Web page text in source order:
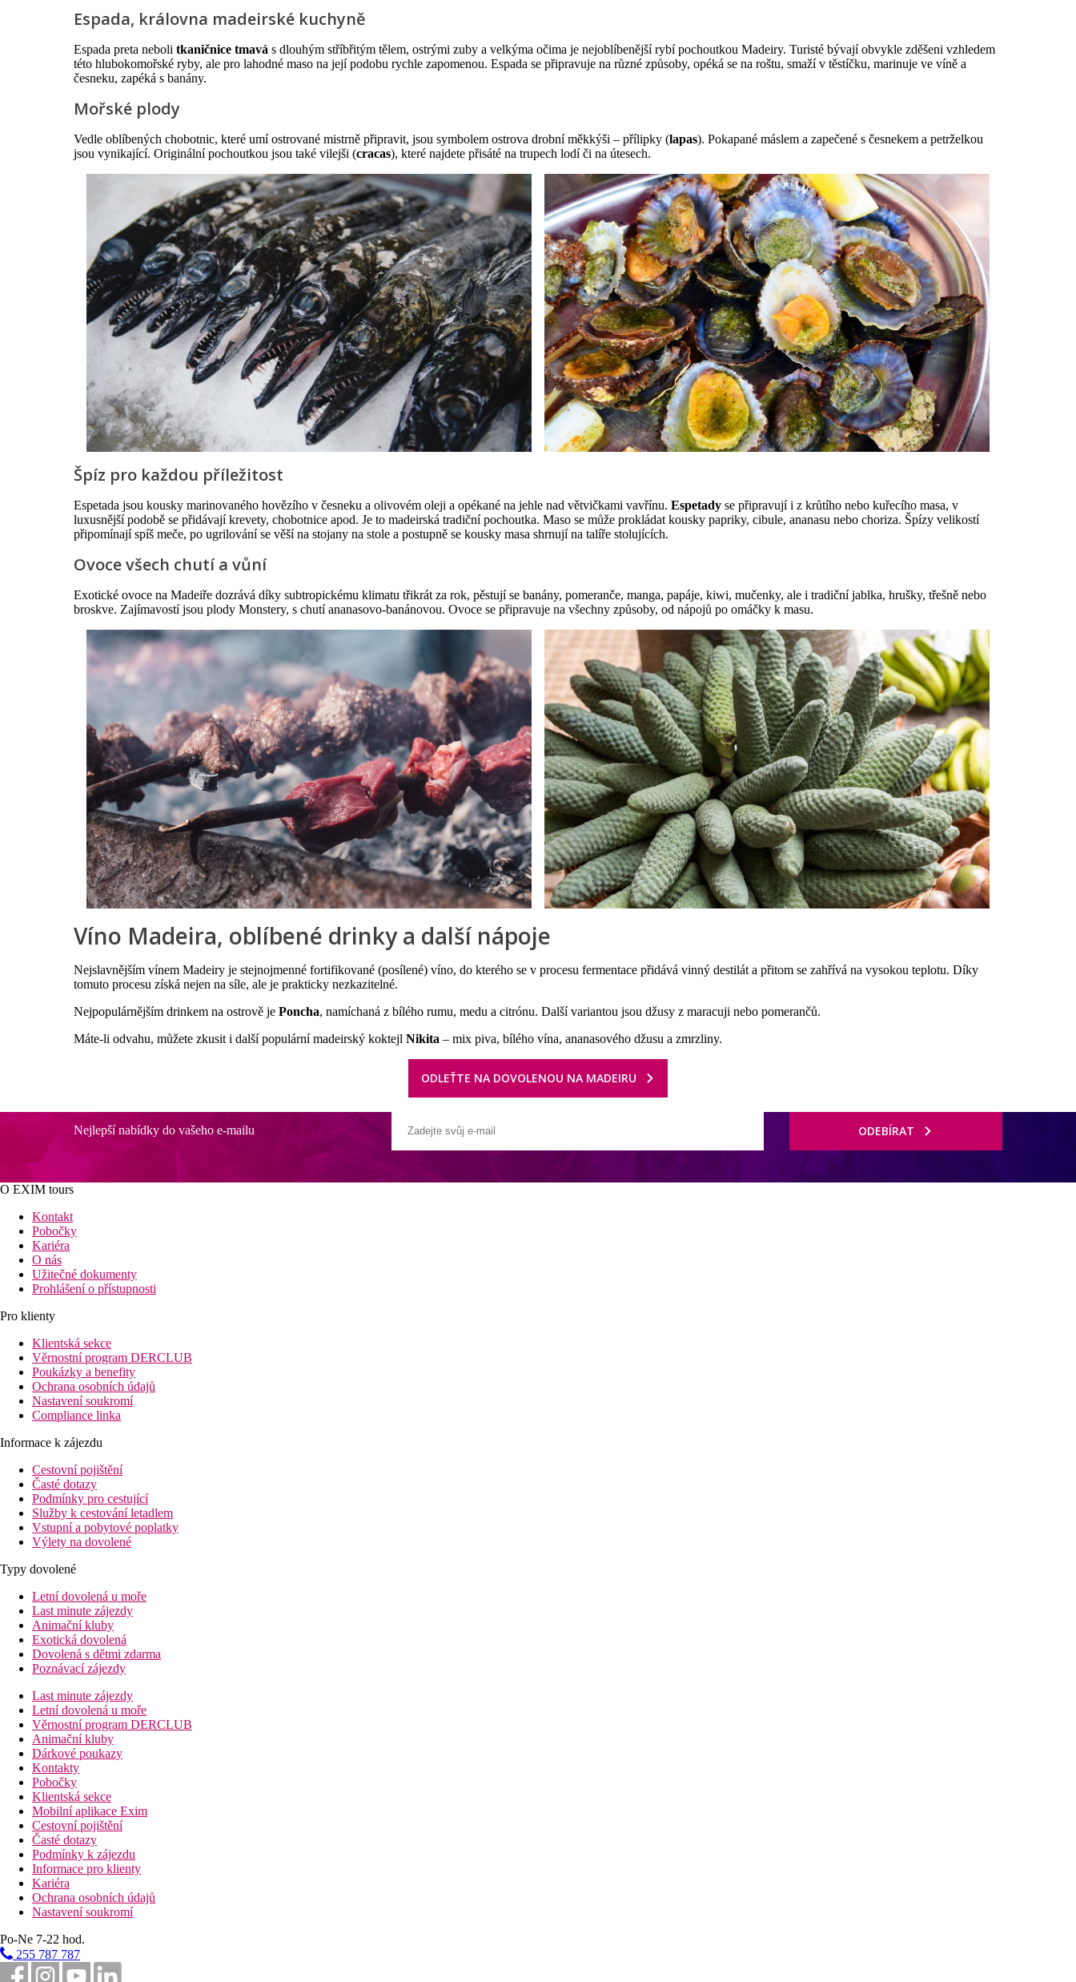
Espada, královna madeirské kuchyně
Espada preta neboli tkaničnice tmavá s dlouhým stříbřitým tělem, ostrými zuby a velkýma očima je nejoblíbenější rybí pochoutkou Madeiry. Turisté bývají obvykle zděšeni vzhledem
této hlubokomořské ryby, ale pro lahodné maso na její podobu rychle zapomenou. Espada se připravuje na různé způsoby, opéká se na roštu, smaží v těstíčku, marinuje ve víně a
česneku, zapéká s banány.
Mořské plody
Vedle oblíbených chobotnic, které umí ostrované mistrně připravit, jsou symbolem ostrova drobní měkkýši – přílipky (lapas). Pokapané máslem a zapečené s česnekem a petrželkou
jsou vynikající. Originální pochoutkou jsou také vilejši (cracas), které najdete přisáté na trupech lodí či na útesech.
Špíz pro každou příležitost
Espetada jsou kousky marinovaného hovězího v česneku a olivovém oleji a opékané na jehle nad větvičkami vavřínu. Espetady se připravují i z krůtího nebo kuřecího masa, v
luxusnější podobě se přidávají krevety, chobotnice apod. Je to madeirská tradiční pochoutka. Maso se může prokládat kousky papriky, cibule, ananasu nebo choriza. Špízy velikostí
připomínají spíš meče, po ugrilování se věší na stojany na stole a postupně se kousky masa shrnují na talíře stolujících.
Ovoce všech chutí a vůní
Exotické ovoce na Madeiře dozrává díky subtropickému klimatu třikrát za rok, pěstují se banány, pomeranče, manga, papáje, kiwi, mučenky, ale i tradiční jablka, hrušky, třešně nebo
broskve. Zajímavostí jsou plody Monstery, s chutí ananasovo-banánovou. Ovoce se připravuje na všechny způsoby, od nápojů po omáčky k masu.
Víno Madeira, oblíbené drinky a další nápoje
Nejslavnějším vínem Madeiry je stejnojmenné fortifikované (posílené) víno, do kterého se v procesu fermentace přidává vinný destilát a přitom se zahřívá na vysokou teplotu. Díky
tomuto procesu získá nejen na síle, ale je prakticky nezkazitelné.
Nejpopulárnějším drinkem na ostrově je Poncha, namíchaná z bílého rumu, medu a citrónu. Další variantou jsou džusy z maracuji nebo pomerančů.
Máte-li odvahu, můžete zkusit i další populární madeirský koktejl Nikita – mix piva, bílého vína, ananasového džusu a zmrzliny.
ODLEŤTE NA DOVOLENOU NA MADEIRU
Nejlepší nabídky do vašeho e-mailu ODEBÍRAT
O EXIM tours
Kontakt
Pobočky
Kariéra
O nás
Užitečné dokumenty
Prohlášení o přístupnosti
Pro klienty
Klientská sekce
Věrnostní program DERCLUB
Poukázky a benefity
Ochrana osobních údajů
Nastavení soukromí
Compliance linka
Informace k zájezdu
Cestovní pojištění
Časté dotazy
Podmínky pro cestující
Služby k cestování letadlem
Vstupní a pobytové poplatky
Výlety na dovolené
Typy dovolené
Letní dovolená u moře
Last minute zájezdy
Animační kluby
Exotická dovolená
Dovolená s dětmi zdarma
Poznávací zájezdy
Last minute zájezdy
Letní dovolená u moře
Věrnostní program DERCLUB
Animační kluby
Dárkové poukazy
Kontakty
Pobočky
Klientská sekce
Mobilní aplikace Exim
Cestovní pojištění
Časté dotazy
Podmínky k zájezdu
Informace pro klienty
Kariéra
Ochrana osobních údajů
Nastavení soukromí
Po-Ne 7-22 hod.
255 787 787